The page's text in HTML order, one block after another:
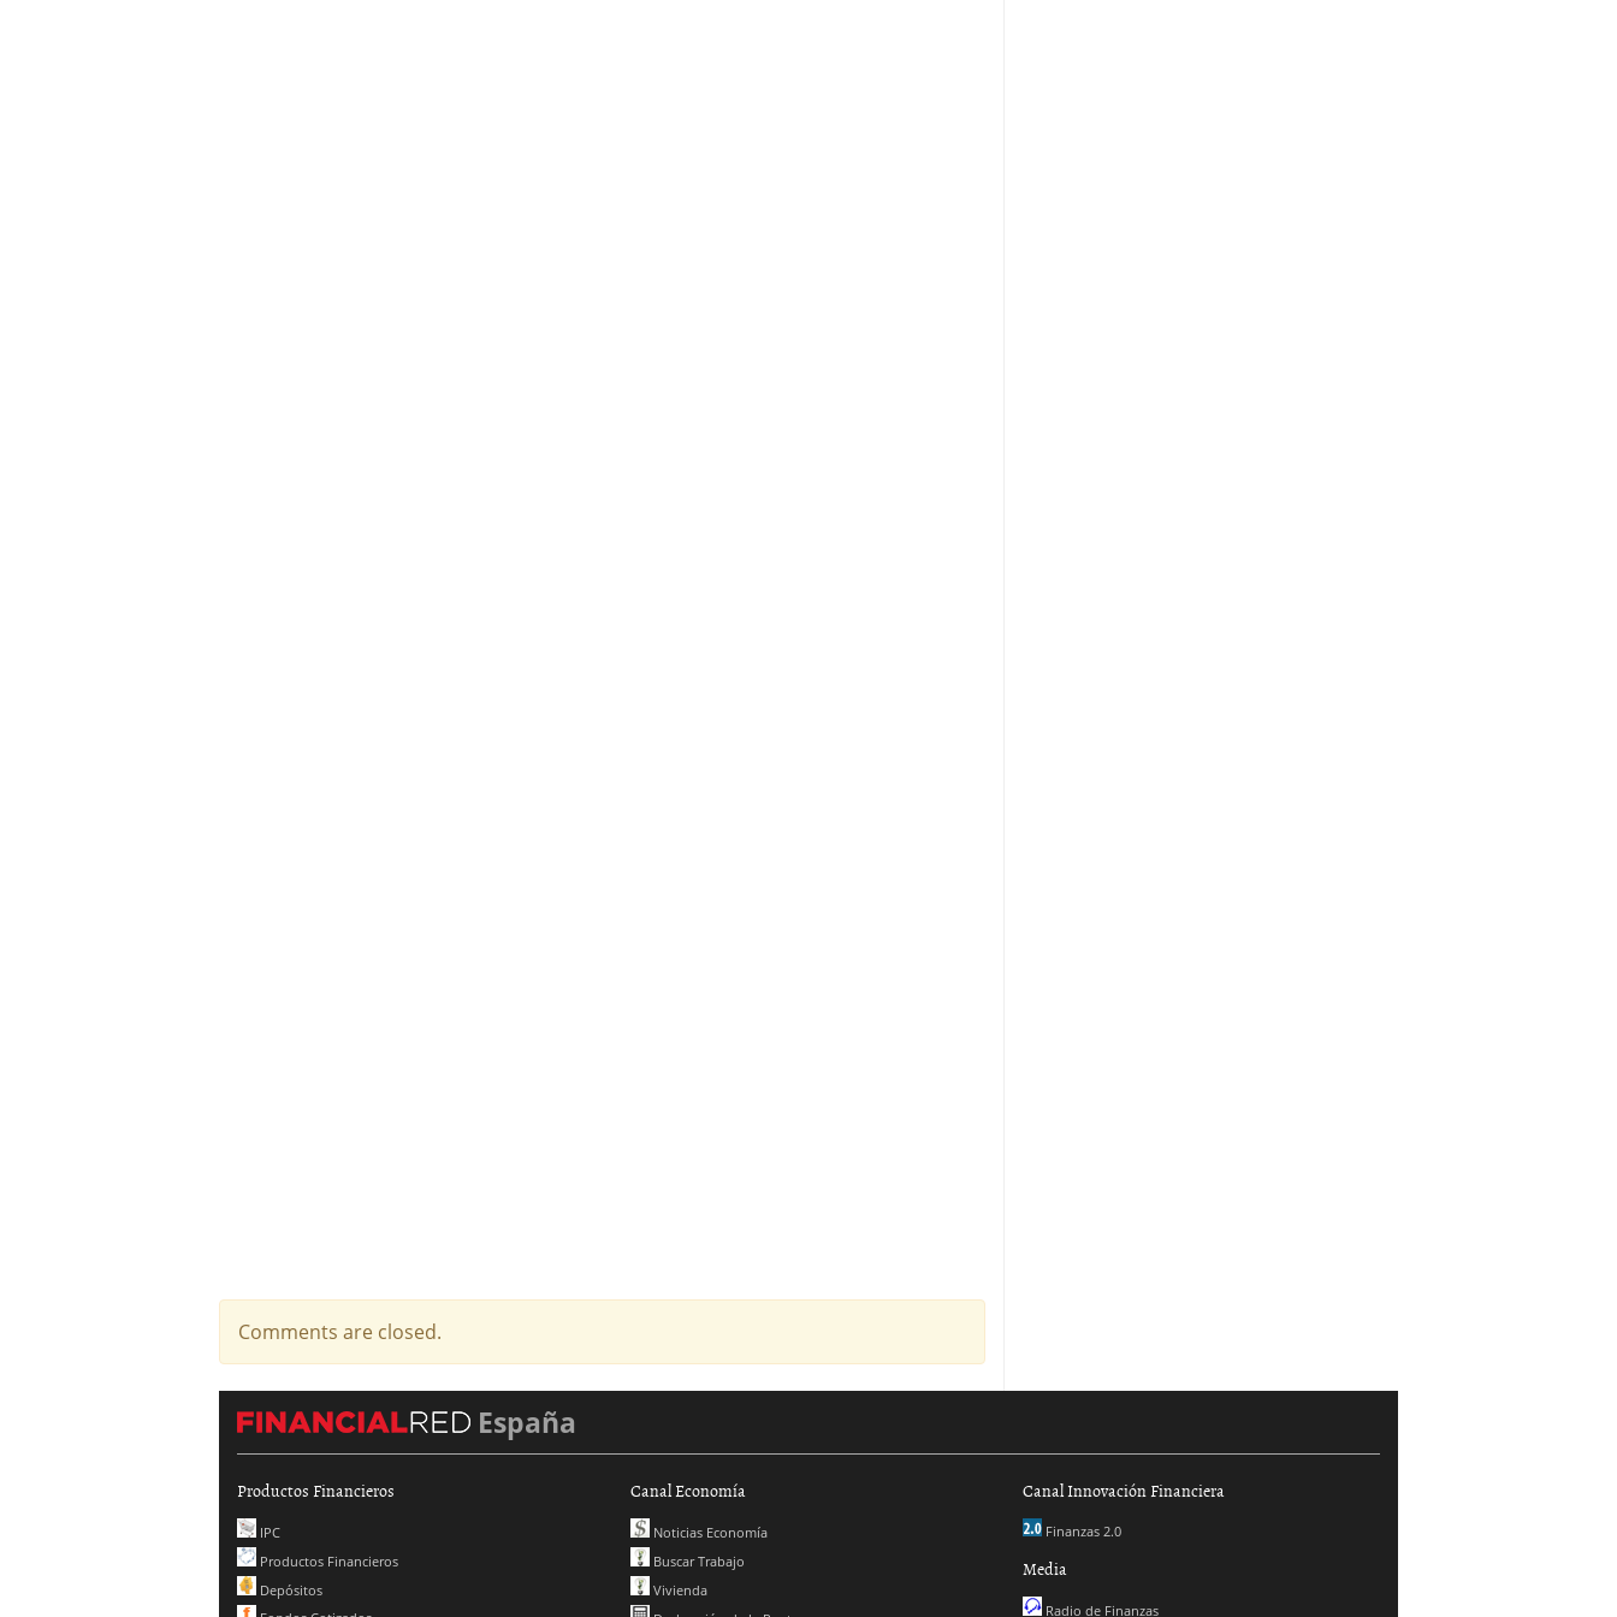
Comments are closed.
España
Productos Financieros
IPC
Productos Financieros
Depósitos
Canal Economía
Noticias Economía
Buscar Trabajo
Vivienda
Canal Innovación Financiera
Finanzas 2.0
Media
Radio de Finanzas